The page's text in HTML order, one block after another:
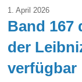
1. April 2026
Band 167
der
verfügbar